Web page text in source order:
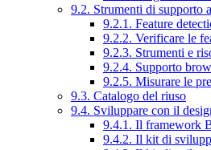
9.2. Strumenti di supporto
9.2.1. Feature
9.2.2. Verificare le
9.2.3. Strumenti e
9.2.4. Supporto
9.2.5. Misurare le
9.3. Catalogo del riuso
9.4. Sviluppare con il
9.4.1. Il framework
9.4.2. Il kit di